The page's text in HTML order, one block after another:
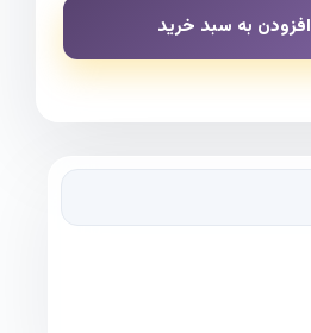
افزودن به سبد خرید